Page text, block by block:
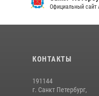
Официальный сайт
КОНТАКТЫ
191144
г. Санкт Петербург,